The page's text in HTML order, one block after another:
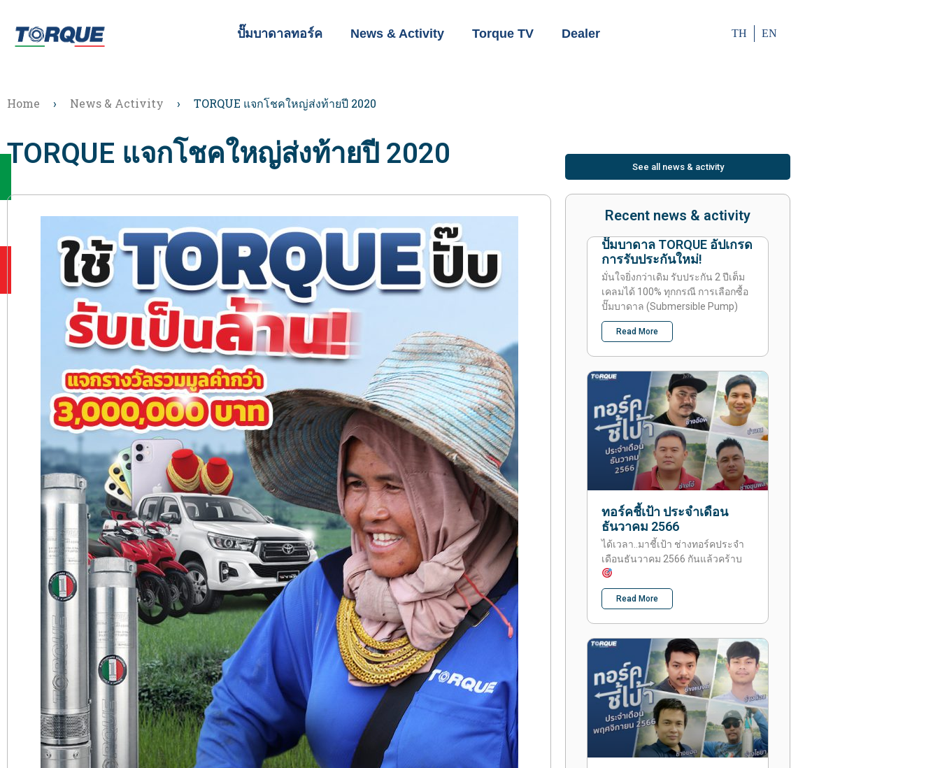
ปั๊มบาดาลทอร์ค News & Activity Torque TV Dealer TH EN
Home › News & Activity › TORQUE แจกโชคใหญ่ส่งท้ายปี 2020
TORQUE แจกโชคใหญ่ส่งท้ายปี 2020 See all news & activity
Recent news & activity
ปั๊มบาดาล TORQUE อัปเกรด
การรับประกันใหม่!
มั่นใจยิ่งกว่าเดิม รับประกัน 2 ปีเต็ม
เคลมได้ 100% ทุกกรณี การเลือกซื้อ
ปั๊มบาดาล (Submersible Pump)
Read More
ทอร์คชี้เป้า ประจำเดือน
ธันวาคม 2566
ได้เวลา..มาชี้เป้า ช่างทอร์คประจำ
เดือนธันวาคม 2566 กันแล้วคร้าบ
Read More